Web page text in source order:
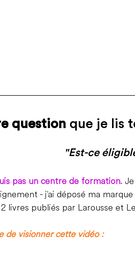
question que je lis
"Est-ce
pas un centre de formation.
- j'ai déposé ma marque
livres publiés par Larousse et
de visionner cette vidéo :